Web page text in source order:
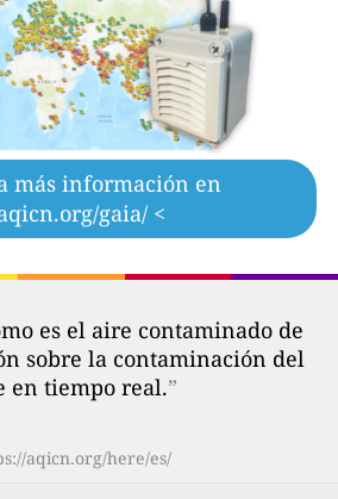
más información en
gaia/ <
es el aire contaminado de
sobre la contaminación del
en tiempo real.”
aqicn.org/here/es/